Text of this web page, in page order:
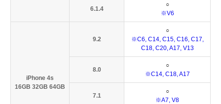
6.1.4
○
※V6
iPhone 4s
16GB 32GB 64GB
9.2
○
※C6, C14, C15, C16, C17,
C18, C20, A17, V13
8.0
○
※C14, C18, A17
7.1
○
※A7, V8